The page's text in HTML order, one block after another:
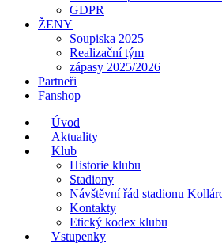
GDPR
ŽENY
Soupiska 2025
Realizační tým
zápasy 2025/2026
Partneři
Fanshop
Úvod
Aktuality
Klub
Historie klubu
Stadiony
Návštěvní řád stadionu
Kontakty
Etický kodex klubu
Vstupenky